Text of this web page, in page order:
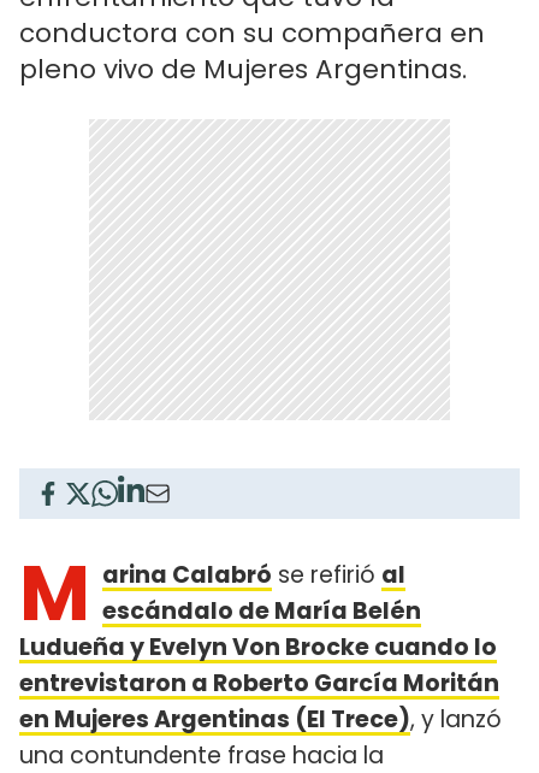
conductora con su compañera en
pleno vivo de Mujeres Argentinas.
M arina Calabró se refirió al
escándalo de María Belén
Ludueña y Evelyn Von Brocke cuando lo
entrevistaron a Roberto García Moritán
en Mujeres Argentinas (El Trece), y lanzó
una contundente frase hacia la